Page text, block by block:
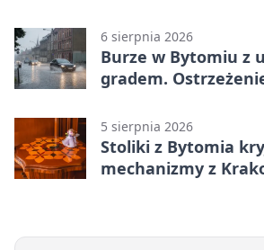
6 sierpnia 2026
Burze w Bytomiu z
gradem.
5 sierpnia 2026
Stoliki z Bytomia
mechanizmy z